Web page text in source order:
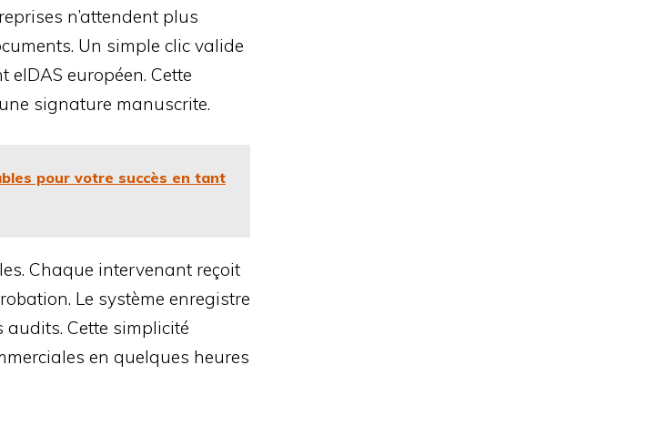
n’attendent plus
Un simple clic valide
européen. Cette
signature manuscrite.
pour votre succès en tant
Chaque intervenant reçoit
Le système enregistre
audits. Cette simplicité
en quelques heures